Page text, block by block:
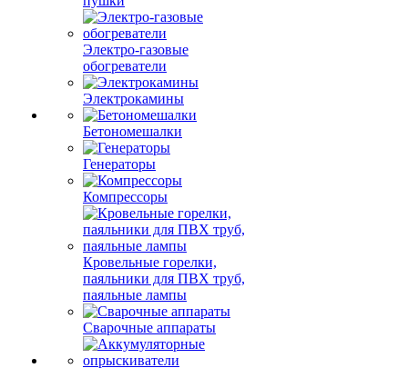
Электро-газовые
обогреватели
Электрокамины
Бетономешалки
Генераторы
Компрессоры
Кровельные горелки,
паяльники для ПВХ труб,
паяльные лампы
Сварочные аппараты